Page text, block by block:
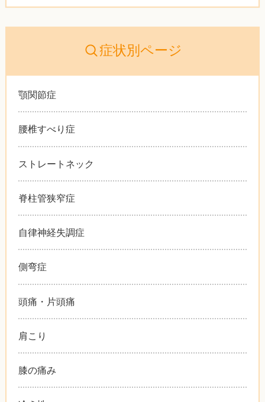
症状別ページ
顎関節症
腰椎すべり症
ストレートネック
脊柱管狭窄症
自律神経失調症
側弯症
頭痛・片頭痛
肩こり
膝の痛み